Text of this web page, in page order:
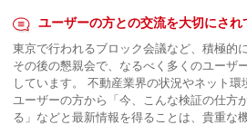
ユーザーの方との交流を大切にされ
東京で行われるブロック会議など、積極的
その後の懇親会で、なるべく多くのユーザ
しています。 不動産業界の状況やネット環
ユーザーの方から「今、こんな検証の仕方
る」などと最新情報を得ることは、貴重な